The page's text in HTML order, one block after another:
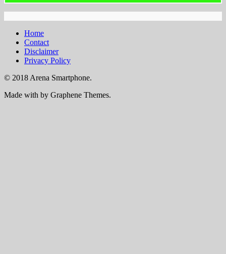
Home
Contact
Disclaimer
Privacy Policy
© 2018 Arena Smartphone.
Made with by Graphene Themes.